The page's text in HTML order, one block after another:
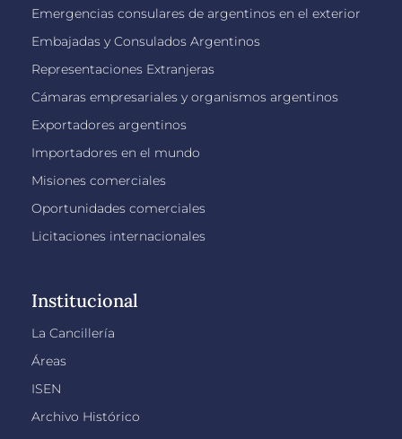
Emergencias consulares de argentinos en el exterior
Embajadas y Consulados Argentinos
Representaciones Extranjeras
Cámaras empresariales y organismos argentinos
Exportadores argentinos
Importadores en el mundo
Misiones comerciales
Oportunidades comerciales
Licitaciones internacionales
Institucional
La Cancillería
Áreas
ISEN
Archivo Histórico